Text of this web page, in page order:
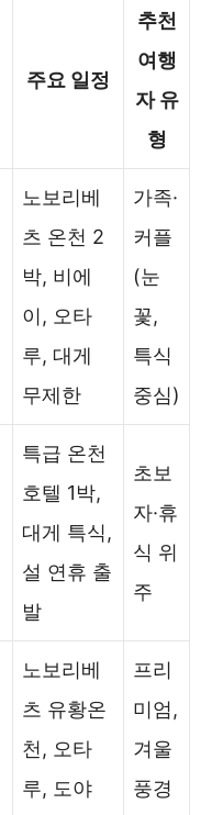
주요 일정
추천
여행
자 유
형
노보리베
츠 온천 2
박, 비에
이, 오타
루, 대게
무제한
가족·
커플
(눈
꽃,
특식
중심)
특급 온천
호텔 1박,
대게 특식,
설 연휴 출
발
초보
자·휴
식 위
주
노보리베
츠 유황온
천, 오타
루, 도야
프리
미엄,
겨울
풍경